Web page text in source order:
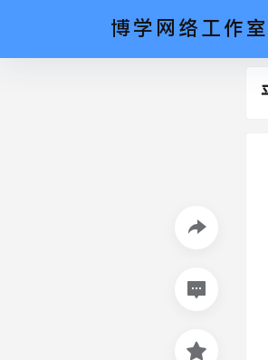
博学网络工作室